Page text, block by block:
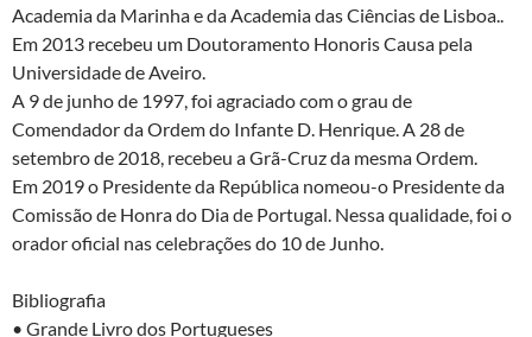
Academia da Marinha e da Academia das Ciências de Lisboa..
Em 2013 recebeu um Doutoramento Honoris Causa pela
Universidade de Aveiro.
A 9 de junho de 1997, foi agraciado com o grau de
Comendador da Ordem do Infante D. Henrique. A 28 de
setembro de 2018, recebeu a Grã-Cruz da mesma Ordem.
Em 2019 o Presidente da República nomeou-o Presidente da
Comissão de Honra do Dia de Portugal. Nessa qualidade, foi o
orador oficial nas celebrações do 10 de Junho.
Bibliografia
• Grande Livro dos Portugueses